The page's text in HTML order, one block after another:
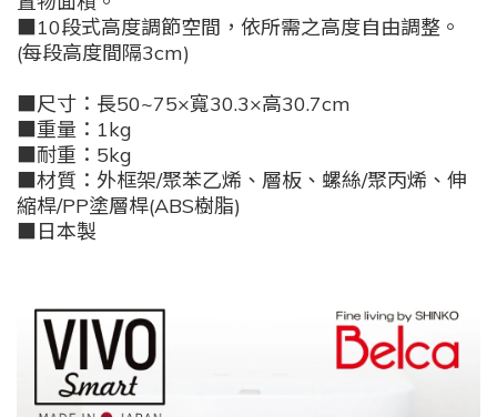
■10段式高度調節空間，依所需之高度自由調整。
(每段高度間隔3cm)
■尺寸：長50~75×寬30.3×高30.7cm
■重量：1kg
■耐重：5kg
■材質：外框架/聚苯乙烯、層板、螺絲/聚丙烯、伸
縮桿/PP塗層桿(ABS樹脂)
■日本製